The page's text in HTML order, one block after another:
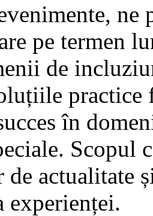
pe termen
de
practice
în
Scopul
de actualitate
experienței.